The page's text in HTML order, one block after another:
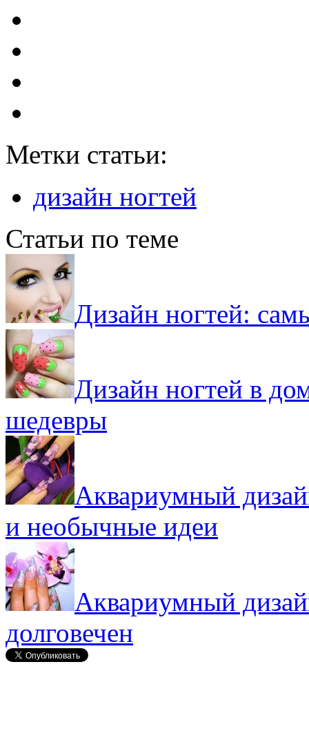
Метки статьи:
дизайн ногтей
Статьи по теме
Дизайн ногтей:
Дизайн ногтей в
шедевры
Аквариумный
и необычные идеи
Аквариумный
долговечен